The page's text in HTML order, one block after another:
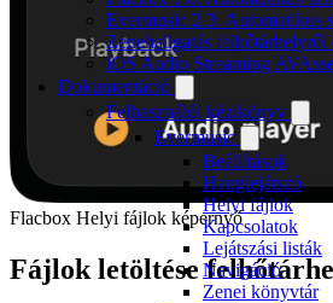
Evermusic 2.3: Automatikus
Zenehallgatás
iOS Audio Streaming
Dokumentáció
Felhasználói kézikönyv
Evermusic
Beállítások
Hanglejátszó
Helyi fájlok
Kapcsolatok
Lejátszási listák
Navigáció
Zenei könyvtár
Flacbox Helyi fájlok képernyő
Fájlok letöltése